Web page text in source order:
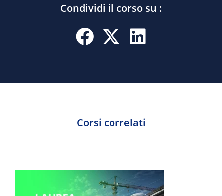
Condividi il corso su :
Corsi correlati